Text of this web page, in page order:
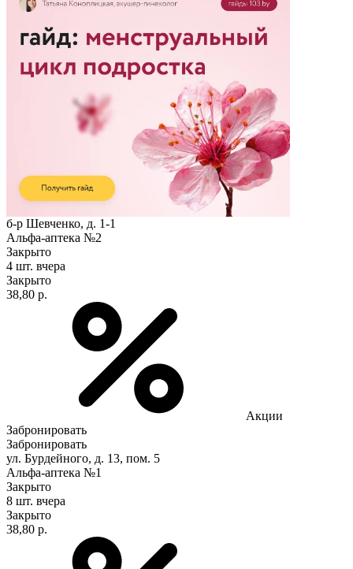
б-р Шевченко, д. 1-1
Альфа-аптека №2
Закрыто
4 шт. вчера
Закрыто
38,80 р.
Акции
Забронировать
Забронировать
ул. Бурдейного, д. 13, пом. 5
Альфа-аптека №1
Закрыто
8 шт. вчера
Закрыто
38,80 р.